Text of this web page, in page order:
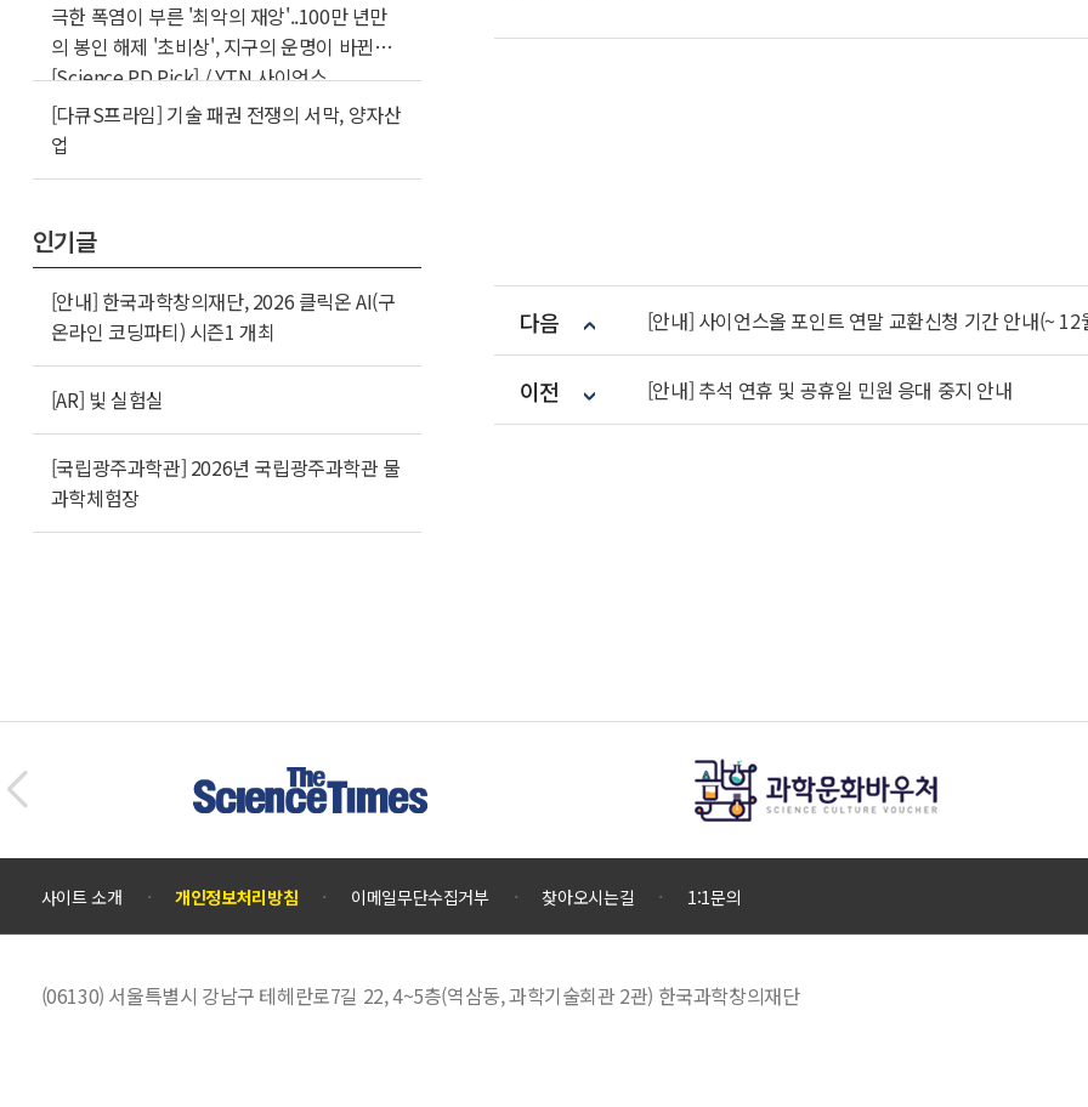
극한 폭염이 부른 '최악의 재앙'..100만 년만
의 봉인 해제 '초비상', 지구의 운명이 바뀐다
[Science PD Pick] / YTN 사이언스
[다큐S프라임] 기술 패권 전쟁의 서막, 양자산
업
인기글
[안내] 한국과학창의재단, 2026 클릭온 AI(구
온라인 코딩파티) 시즌1 개최
[AR] 빛 실험실
[국립광주과학관] 2026년 국립광주과학관 물
과학체험장
다음 [안내] 사이언스올 포인트 연말 교환신청 기간 안내(~ 12
이전 [안내] 추석 연휴 및 공휴일 민원 응대 중지 안내
사이트 소개 개인정보처리방침 이메일무단수집거부 찾아오시는길 1:1문의
(06130) 서울특별시 강남구 테헤란로7길 22, 4~5층(역삼동, 과학기술회관 2관) 한국과학창의재단